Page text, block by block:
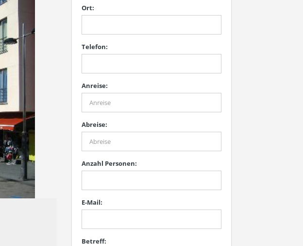
Ort:
Telefon:
Anreise:
Abreise:
Anzahl Personen:
E-Mail:
Betreff: